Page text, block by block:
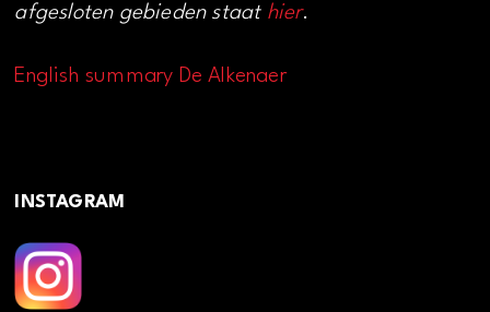
afgesloten gebieden staat hier.
English summary De Alkenaer
INSTAGRAM